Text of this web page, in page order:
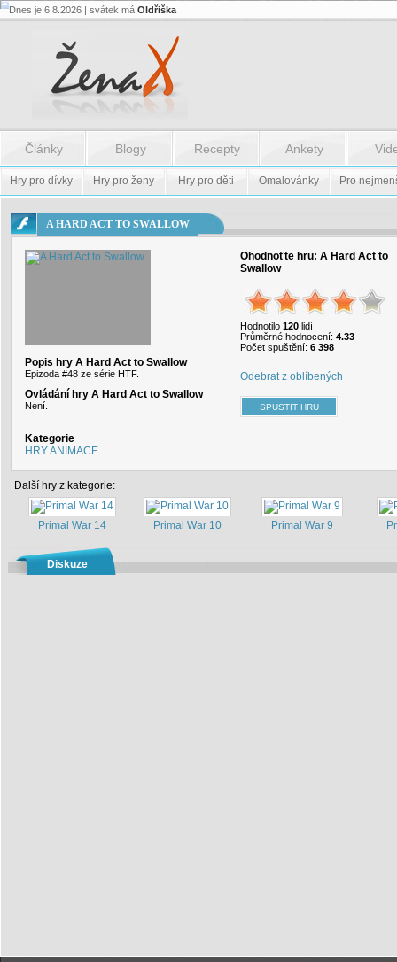
Flash.nazev
Flash.nazev
Dnes je 6.8.2026 | svátek má Oldřiška
Články Blogy Recepty Ankety
Hry pro dívky Hry pro ženy Hry pro děti Omalovánky Pro
A HARD ACT TO SWALLOW
Popis hry A Hard Act to Swallow
Epizoda #48 ze série HTF.
Ovládání hry A Hard Act to Swallow
Není.
Kategorie
HRY ANIMACE
Ohodnoťte hru: A Hard Act to
Swallow
Hodnotilo 120 lidí
Průměrné hodnocení: 4.33
Počet spuštění: 6 398
Odebrat z oblíbených
Další hry z kategorie:
Primal War 14 Primal War 10 Primal War 9
Diskuze